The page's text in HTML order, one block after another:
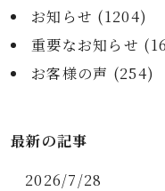
お知らせ (1204)
重要なお知らせ (
お客様の声 (254)
最新の記事
2026/7/28